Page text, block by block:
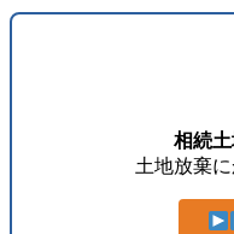
相続
土地放棄